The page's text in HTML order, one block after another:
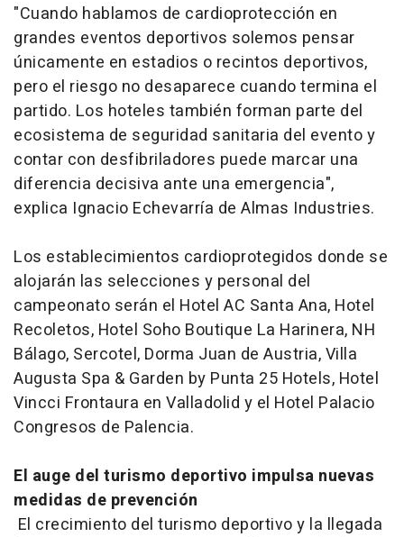
"Cuando hablamos de cardioprotección en
grandes eventos deportivos solemos pensar
únicamente en estadios o recintos deportivos,
pero el riesgo no desaparece cuando termina el
partido. Los hoteles también forman parte del
ecosistema de seguridad sanitaria del evento y
contar con desfibriladores puede marcar una
diferencia decisiva ante una emergencia",
explica Ignacio Echevarría de Almas Industries.
Los establecimientos cardioprotegidos donde se
alojarán las selecciones y personal del
campeonato serán el Hotel AC Santa Ana, Hotel
Recoletos, Hotel Soho Boutique La Harinera, NH
Bálago, Sercotel, Dorma Juan de Austria, Villa
Augusta Spa & Garden by Punta 25 Hotels, Hotel
Vincci Frontaura en Valladolid y el Hotel Palacio
Congresos de Palencia.
El auge del turismo deportivo impulsa nuevas
medidas de prevención
El crecimiento del turismo deportivo y la llegada